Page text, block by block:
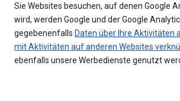
Sie Websites besuchen, auf denen Google
wird, werden Google und der Google
gegebenenfalls Daten über Ihre Aktivitäten
mit Aktivitäten auf anderen Websites
ebenfalls unsere Werbedienste genutzt